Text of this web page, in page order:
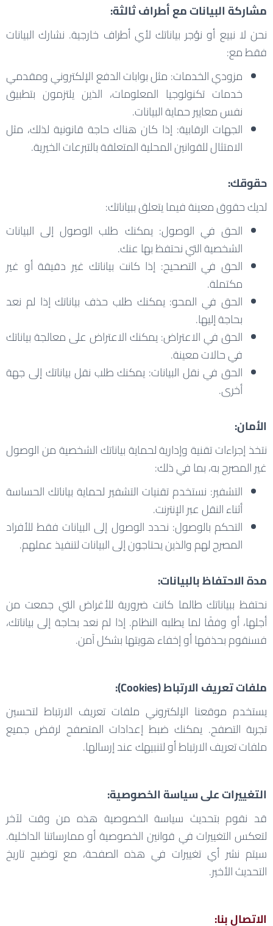
مشاركة البيانات مع أطراف ثالثة:
نحن لا نبيع أو نؤجر بياناتك لأي أطراف خارجية. نشارك البيانات
فقط مع:
مزودي الخدمات: مثل بوابات الدفع الإلكتروني ومقدمي
خدمات تكنولوجيا المعلومات، الذين يلتزمون بتطبيق
نفس معايير حماية البيانات.
الجهات الرقابية: إذا كان هناك حاجة قانونية لذلك، مثل
الامتثال للقوانين المحلية المتعلقة بالتبرعات الخيرية.
حقوقك:
لديك حقوق معينة فيما يتعلق ببياناتك:
الحق في الوصول: يمكنك طلب الوصول إلى البيانات
الشخصية التي نحتفظ بها عنك.
الحق في التصحيح: إذا كانت بياناتك غير دقيقة أو غير
مكتملة.
الحق في المحو: يمكنك طلب حذف بياناتك إذا لم نعد
بحاجة إليها.
الحق في الاعتراض: يمكنك الاعتراض على معالجة بياناتك
في حالات معينة.
الحق في نقل البيانات: يمكنك طلب نقل بياناتك إلى جهة
أخرى.
الأمان:
نتخذ إجراءات تقنية وإدارية لحماية بياناتك الشخصية من الوصول
غير المصرح به، بما في ذلك:
التشفير: نستخدم تقنيات التشفير لحماية بياناتك الحساسة
أثناء النقل عبر الإنترنت.
التحكم بالوصول: نحدد الوصول إلى البيانات فقط للأفراد
المصرح لهم والذين يحتاجون إلى البيانات لتنفيذ عملهم.
مدة الاحتفاظ بالبيانات:
نحتفظ ببياناتك طالما كانت ضرورية للأغراض التي جمعت من
أجلها، أو وفقًا لما يطلبه النظام. إذا لم نعد بحاجة إلى بياناتك،
فسنقوم بحذفها أو إخفاء هويتها بشكل آمن.
ملفات تعريف الارتباط (Cookies):
يستخدم موقعنا الإلكتروني ملفات تعريف الارتباط لتحسين
تجربة التصفح. يمكنك ضبط إعدادات المتصفح لرفض جميع
ملفات تعريف الارتباط أو لتنبيهك عند إرسالها.
التغييرات على سياسة الخصوصية:
قد نقوم بتحديث سياسة الخصوصية هذه من وقت لآخر
لتعكس التغييرات في قوانين الخصوصية أو ممارساتنا الداخلية.
سيتم نشر أي تغييرات في هذه الصفحة، مع توضيح تاريخ
التحديث الأخير.
الاتصال بنا: